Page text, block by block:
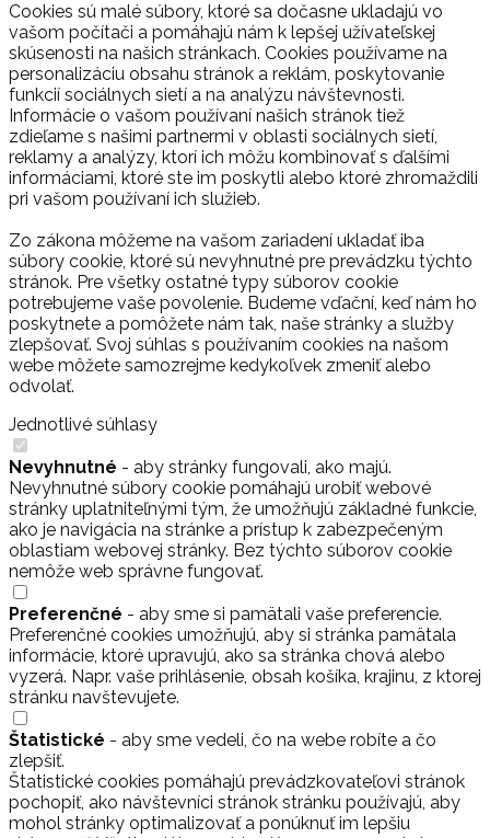
Cookies sú malé súbory, ktoré sa dočasne ukladajú vo
vašom počítači a pomáhajú nám k lepšej užívateľskej
skúsenosti na našich stránkach. Cookies používame na
personalizáciu obsahu stránok a reklám, poskytovanie
funkcií sociálnych sietí a na analýzu návštevnosti.
Informácie o vašom používaní našich stránok tiež
zdieľame s našimi partnermi v oblasti sociálnych sietí,
reklamy a analýzy, ktorí ich môžu kombinovať s ďalšími
informáciami, ktoré ste im poskytli alebo ktoré zhromaždili
pri vašom používaní ich služieb.
Zo zákona môžeme na vašom zariadení ukladať iba
súbory cookie, ktoré sú nevyhnutné pre prevádzku týchto
stránok. Pre všetky ostatné typy súborov cookie
potrebujeme vaše povolenie. Budeme vďační, keď nám ho
poskytnete a pomôžete nám tak, naše stránky a služby
zlepšovať. Svoj súhlas s používaním cookies na našom
webe môžete samozrejme kedykoľvek zmeniť alebo
odvolať.
Jednotlivé súhlasy
Nevyhnutné - aby stránky fungovali, ako majú.
Nevyhnutné súbory cookie pomáhajú urobiť webové
stránky uplatniteľnými tým, že umožňujú základné funkcie,
ako je navigácia na stránke a prístup k zabezpečeným
oblastiam webovej stránky. Bez týchto súborov cookie
nemôže web správne fungovať.
Preferenčné - aby sme si pamätali vaše preferencie.
Preferenčné cookies umožňujú, aby si stránka pamätala
informácie, ktoré upravujú, ako sa stránka chová alebo
vyzerá. Napr. vaše prihlásenie, obsah košíka, krajinu, z ktorej
stránku navštevujete.
Štatistické - aby sme vedeli, čo na webe robíte a čo
zlepšiť.
Štatistické cookies pomáhajú prevádzkovateľovi stránok
pochopiť, ako návštevníci stránok stránku používajú, aby
mohol stránky optimalizovať a ponúknuť im lepšiu